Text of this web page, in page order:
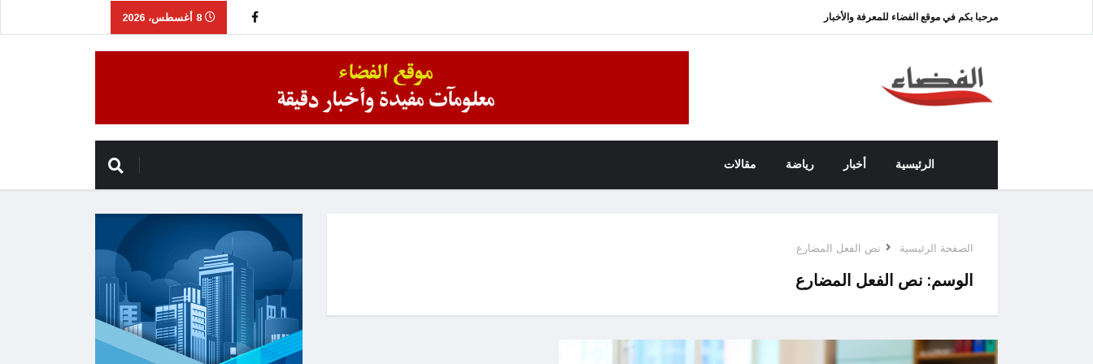
مرحبا بكم في موقع الفضاء للمعرفة والأخبار
الرئيسية أخبار رياضة مقالات
الصفحة الرئيسية نص الفعل المضارع
الوسم: نص الفعل المضارع